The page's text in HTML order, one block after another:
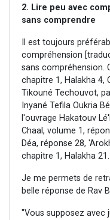
2. Lire peu avec
sans comprendre
Il est toujours
compréhension
sans compréhension.
chapitre 1, Halakha 4,
Tikouné Techouvot,
Inyané Tefila Oukria
l'ouvrage Hakatouv
Chaal, volume 1,
Déa, réponse 28,
chapitre 1, Halakha 21.
Je me permets de
belle réponse de Rav
"Vous supposez avec